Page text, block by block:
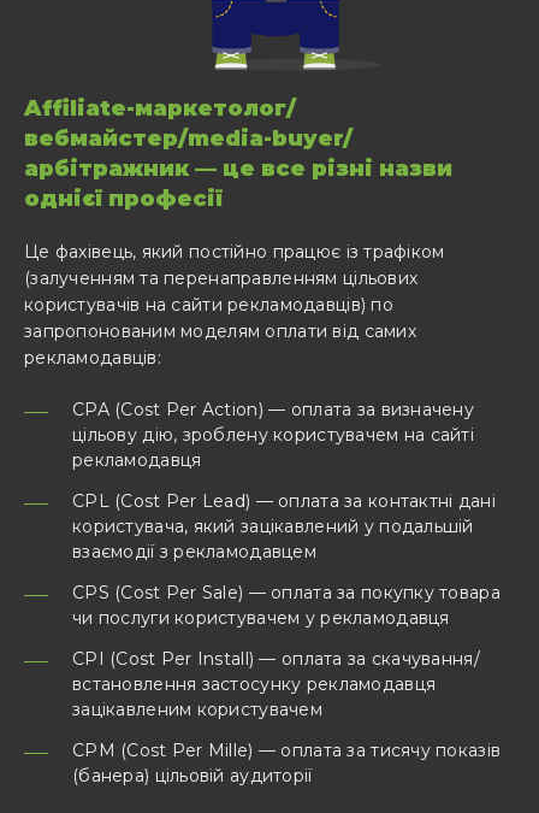
Affiliate-маркетолог/
вебмайстер/media-buyer/
арбітражник — це все різні назви
однієї професії
Це фахівець, який постійно працює із трафіком
(залученням та перенаправленням цільових
користувачів на сайти рекламодавців) по
запропонованим моделям оплати від самих
рекламодавців:
СРА (Cost Per Action) — оплата за визначену
цільову дію, зроблену користувачем на сайті
рекламодавця
CPL (Cost Per Lead) — оплата за контактні дані
користувача, який зацікавлений у подальшій
взаємодії з рекламодавцем
CPS (Cost Per Sale) — оплата за покупку товара
чи послуги користувачем у рекламодавця
CPI (Cost Per Install) — оплата за скачування/
встановлення застосунку рекламодавця
зацікавленим користувачем
CPM (Cost Per Mille) — оплата за тисячу показів
(банера) цільовій аудиторії